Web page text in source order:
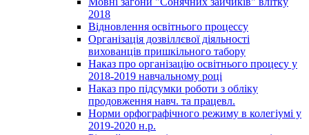
2018
Відновлення освітнього процессу
Організація дозвіллєвої діяльності
вихованців пришкільного табору
Наказ про організацію освітнього процесу у
2018-2019 навчальному році
Наказ про підсумки роботи з обліку
продовження навч. та працевл.
Норми орфографічного режиму в колегіумі у
2019-2020 н.р.